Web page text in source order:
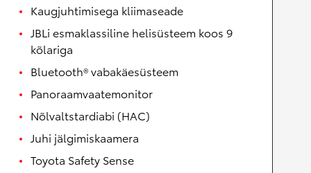
Kaugjuhtimisega kliimaseade
JBLi esmaklassiline helisüsteem koos 9
kõlariga
Bluetooth® vabakäesüsteem
Panoraamvaatemonitor
Nõlvaltstardiabi (HAC)
Juhi jälgimiskaamera
Toyota Safety Sense